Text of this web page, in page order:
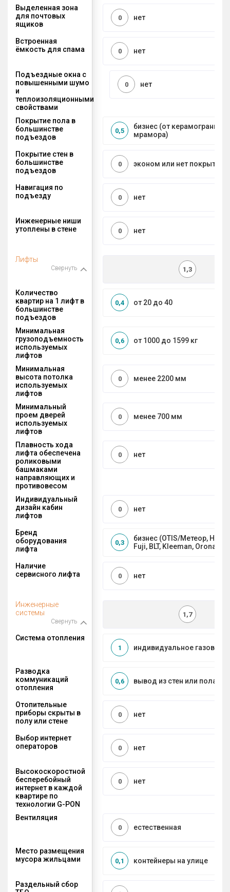
Выделенная зона
для почтовых
ящиков
нет
0
Встроенная
ёмкость для спама
нет
0
Подъездные окна с
повышенными шумо
и
теплоизоляционными
свойствами
нет
0
Покрытие пола в
большинстве
подъездов
бизнес (от керамогранита
мрамора)
0,5
Покрытие стен в
большинстве
подъездов
эконом или нет покрытия
0
Навигация по
подъезду
нет
0
Инженерные ниши
утоплены в стене
нет
0
Лифты
Свернуть 1,3
Количество
квартир на 1 лифт в
большинстве
подъездов
от 20 до 40
0,4
Минимальная
грузоподъемность
используемых
лифтов
от 1000 до 1599 кг
0,6
Минимальная
высота потолка
используемых
лифтов
менее 2200 мм
0
Минимальный
проем дверей
используемых
лифтов
менее 700 мм
0
Плавность хода
лифта обеспечена
роликовыми
башмаками
направляющих и
противовесом
нет
0
Индивидуальный
дизайн кабин
лифтов
нет
0
Бренд
оборудования
лифта
бизнес (OTIS/Метеор,
Fuji, BLT, Kleeman, Orona)
0,3
Наличие
сервисного лифта
нет
0
Инженерные
системы
Свернуть
1,7
Система отопления
индивидуальное газовое
1
Разводка
коммуникаций
отопления
вывод из стен или пола
0,6
Отопительные
приборы скрыты в
полу или стене
нет
0
Выбор интернет
операторов
нет
0
Высокоскоростной
бесперебойный
интернет в каждой
квартире по
технологии G-PON
нет
0
Вентиляция
естественная
0
Место размещения
мусора жильцами
контейнеры на улице
0,1
Раздельный сбор